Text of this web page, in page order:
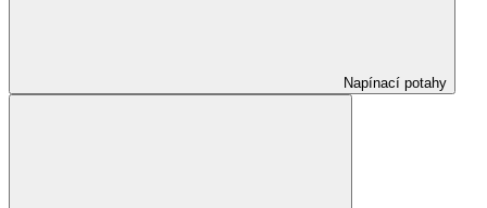
Napínací potahy